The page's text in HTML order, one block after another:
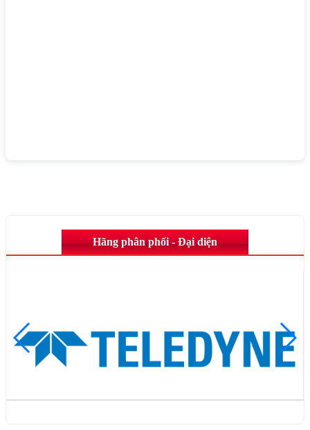
Hãng phân phối - Đại diện